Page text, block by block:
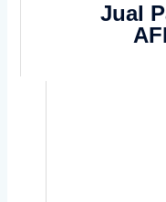
Jual